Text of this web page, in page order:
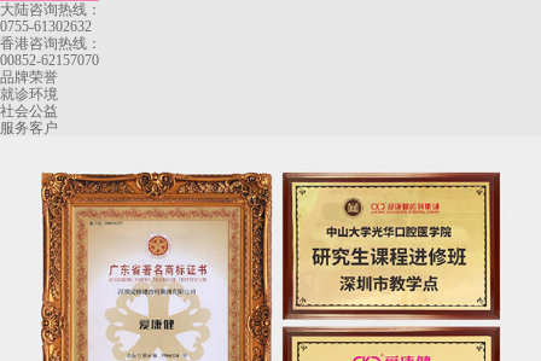
大陆咨询热线：
0755-61302632
香港咨询热线：
00852-62157070
品牌荣誉
就诊环境
社会公益
服务客户